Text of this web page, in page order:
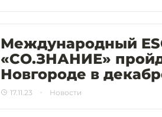
Международный
«СО.ЗНАНИЕ»
Новгороде в
17.11.23 Новости